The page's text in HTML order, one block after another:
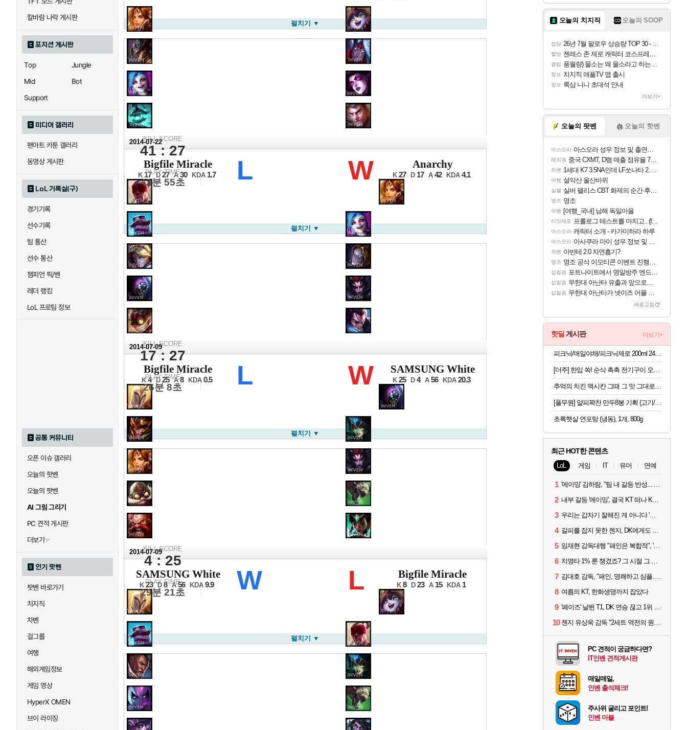
칼바람 나락 게시판
포지션 게시판
Top
Jungle
Mid
Bot
Support
미디어 갤러리
팬아트 카툰 갤러리
동영상 게시판
LoL 기록실(구)
경기기록
선수기록
팀 통산
선수 통산
챔피언 픽/밴
레더 랭킹
LoL 프로팀 정보
공통 커뮤니티
오픈 이슈 갤러리
오늘의 핫벤
오늘의 팟벤
AI 그림 그리기
PC 견적 게시판
더보기
인기 팟벤
팟벤 바로가기
치지직
차벤
걸그룹
여행
해외게임정보
게임 영상
HyperX OMEN
브이 라이징
KILL SCORE
41 : 27
PLAY TIME
42분 55초
펼치기 ▼
2014-07-22
12강 A조 1경기 1세트
Bigfile Miracle
K 17 D 27 A 30 KDA 1.7 L W Anarchy
K 27 D 17 A 42 KDA 4.1
KILL SCORE
17 : 27
PLAY TIME
26분 8초
펼치기 ▼
2014-07-09
16강 10일차 1경기 2세트
Bigfile Miracle
K 4 D 25 A 8 KDA 0.5 L W SAMSUNG White
K 25 D 4 A 56 KDA 20.3
KILL SCORE
4 : 25
PLAY TIME
29분 21초
펼치기 ▼
2014-07-09
16강 10일차 1경기 1세트
SAMSUNG White
K 23 D 8 A 56 KDA 9.9 W L Bigfile Miracle
K 8 D 23 A 15 KDA 1
펼치기 ▼
오늘의 치지직 오늘의 SOOP
잡담 26년 7월 팔로우 상승량 TOP 30 - 월간 치지직
짤방 젠레스 존 제로 캐릭터 코스프레한 꽁주
클립 풍월량) 물소는 왜 물소라고 하는거야? 아! 그만 ㅋㅋ
정보 치지직 애플TV 앱 출시
정보 룩삼 니니 초대석 안내
더보기+
오늘의 팟벤 오늘의 핫벤
아스오라 아스오라 성우 정보 및 출연작 모음
해외겜 중국 CXMT, D램 매출 점유율 7%…글로벌 4위로 부상
차벤 1세대 K7 3.5NA인데 LF쏘나타 2.0NA 기변하면 유류비 절약이 얼마나 될까요..?
여행 설악산 울산바위
실팰 실버 팰리스 CBT 화제의 순간·후기 모음
명조 명조
여행 [여행_국내] 남해 독일마을
리밋제로 프롤로그 테스트를 마치고.. (feat. 리아)
아스오라 캐릭터 소개 - 카가미하라 하루
아스오라 아사쿠라 마이 성우 정보 및 주요 필모
차벤 아반테 2.0 자연흡기?
명조 명조 공식 이모티콘 이벤트 진행해봤습니다! 참여부터 추첨까지????
섭컬겜 포트나이트에서 명일방주 엔드필드 [펠리카] 판매 예정
섭컬겜 무한대 아난타 유출과 앞으로의 예상 (루머)
섭컬겜 무한대 아난타가 넷이즈 어플 달력에 일정 등록
새로고침
핫딜 게시판 더보기+
피크닉/매일야채/피크닉제로 200ml 24팩/48팩 택1
[풀무원] 얄피꽉찬 만두8봉 기획 (고기/김치/교자/물만두 외)
초록햇살 연포탕 (냉동), 1개, 800g
최근 HOT한 콘텐츠
LoL 게임 IT 유머 연예
1 '에이밍' 김하람, "팀 내 갈등 반성... 끝까지 뛰고 싶었다"
2 내부 갈등 '에이밍', 결국 KT 떠나 KRX로...'지우'와 트레이드
3 우리는 갑자기 잘해진 게 아니다 '씨맥' 김대호 감독의 자신감
4 갈피를 잡지 못한 젠지, DK에게도 0:2 패배
5 임재현 감독대행 "패인은 복합적", '도란' "팀에 과부하 왔다"
6 치명타 1% 룬 챙겼죠? 그 시절 그 감성 '롤 클래식' 30일 출시
7 김대호 감독, "패인, 명쾌하고 심플...다시 힘낼 수 있어"
8 여름의 KT, 한화생명까지 잡았다
9 '페이즈' 날뛴 T1, DK 연승 끊고 1위 지켜
10 젠지 유상욱 감독 "2세트 역전의 원인...너무 급했다"
PC 견적이 궁금하다면?
IT인벤 견적게시판
매일매일,
인벤 출석체크!
주사위 굴리고 포인트!
인벤 마블